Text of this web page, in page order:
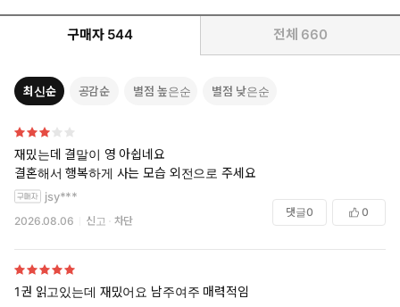
구매자 544 전체 660
최신순 공감순 별점 높은순 별점 낮은순
재밌는데 결말이 영 아쉽네요
결혼해서 행복하게 사는 모습 외전으로 주세요
jsy***
2026.08.06 신고 차단
댓글0 0
1권 읽고있는데 재밌어요 남주여주 매력적임